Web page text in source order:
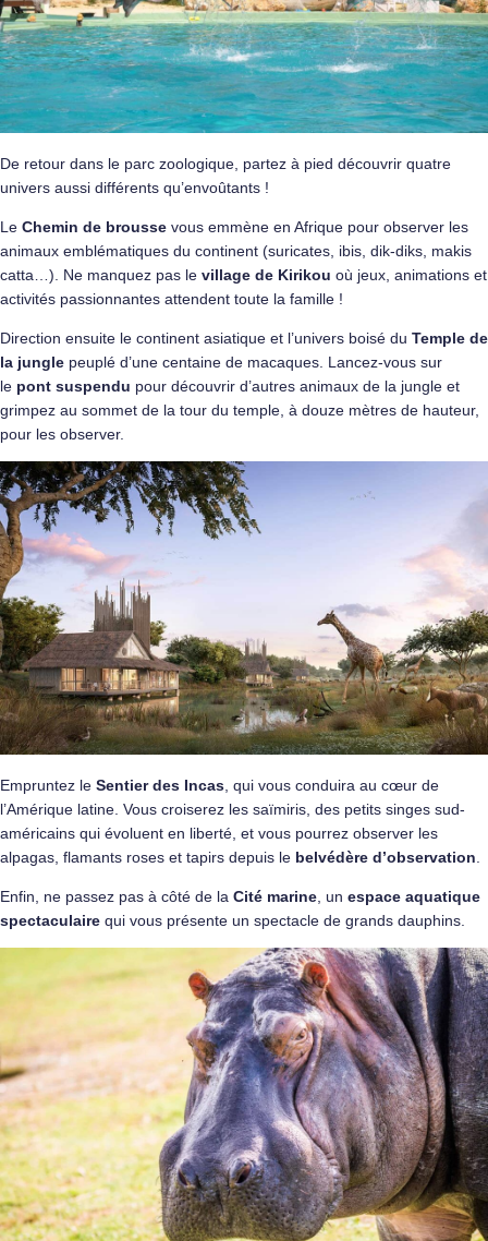
De retour dans le parc zoologique, partez à pied découvrir quatre
univers aussi différents qu’envoûtants !
Le Chemin de brousse vous emmène en Afrique pour observer les
animaux emblématiques du continent (suricates, ibis, dik-diks, makis
catta…). Ne manquez pas le village de Kirikou où jeux, animations et
activités passionnantes attendent toute la famille !
Direction ensuite le continent asiatique et l’univers boisé du Temple de
la jungle peuplé d’une centaine de macaques. Lancez-vous sur
le pont suspendu pour découvrir d’autres animaux de la jungle et
grimpez au sommet de la tour du temple, à douze mètres de hauteur,
pour les observer.
Empruntez le Sentier des Incas , qui vous conduira au cœur de
l’Amérique latine. Vous croiserez les saïmiris, des petits singes sud-
américains qui évoluent en liberté, et vous pourrez observer les
alpagas, flamants roses et tapirs depuis le belvédère d’observation
Enfin, ne passez pas à côté de la Cité marine , un espace aquatique
spectaculaire qui vous présente un spectacle de grands dauphins.